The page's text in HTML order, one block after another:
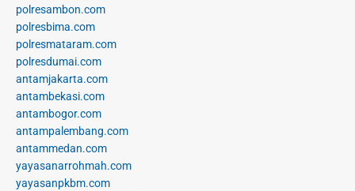
polresambon.com
polresbima.com
polresmataram.com
polresdumai.com
antamjakarta.com
antambekasi.com
antambogor.com
antampalembang.com
antammedan.com
yayasanarrohmah.com
yayasanpkbm.com